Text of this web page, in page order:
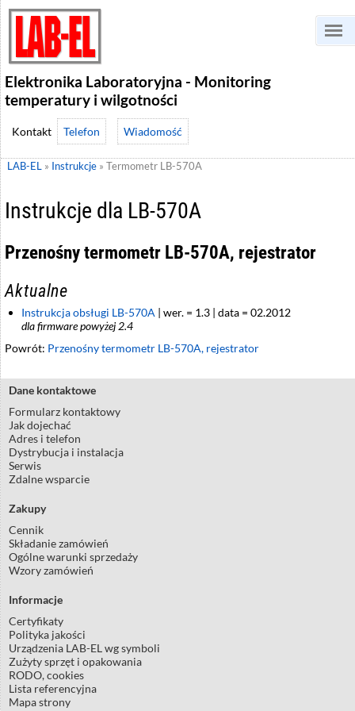
Elektronika Laboratoryjna - Monitoring
temperatury i wilgotności
Telefon Wiadomość
LAB-EL » Instrukcje » Termometr LB-570A
Instrukcje dla LB-570A
Przenośny termometr LB-570A, rejestrator
Aktualne
Instrukcja obsługi LB-570A | wer. = 1.3 | data = 02.2012
dla firmware powyżej 2.4
Powrót: Przenośny termometr LB-570A, rejestrator
Dane kontaktowe
Formularz kontaktowy
Jak dojechać
Adres i telefon
Dystrybucja i instalacja
Serwis
Zdalne wsparcie
Zakupy
Cennik
Składanie zamówień
Ogólne warunki sprzedaży
Wzory zamówień
Informacje
Certyfikaty
Polityka jakości
Urządzenia LAB-EL wg symboli
Zużyty sprzęt i opakowania
RODO, cookies
Lista referencyjna
Mapa strony